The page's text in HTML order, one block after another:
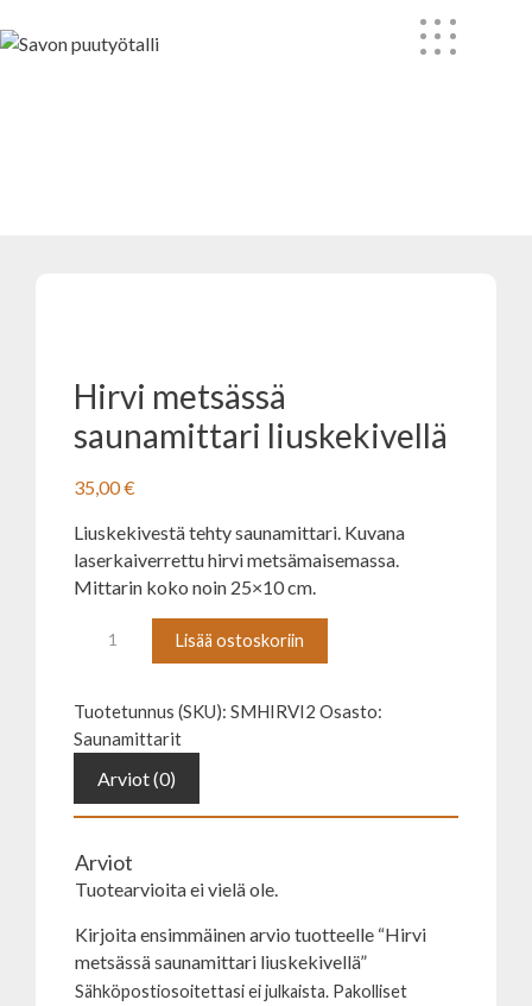
to
Hirvi metsässä
saunamittari liuskekivellä
35,00€
Liuskekivestä tehty saunamittari. Kuvana
laserkaiverrettu hirvi metsämaisemassa.
Mittarin koko noin 25×10 cm.
Hirvi
metsässä
liuskekivellä
määrä
Lisää ostoskoriin
Tuotetunnus (SKU): SMHIRVI2 Osasto:
Saunamittarit
Arviot (0)
Arviot
Tuotearvioita ei vielä ole.
Kirjoita ensimmäinen arvio tuotteelle “Hirvi
metsässä saunamittari liuskekivellä”
Sähköpostiosoitettasi ei julkaista. Pakolliset